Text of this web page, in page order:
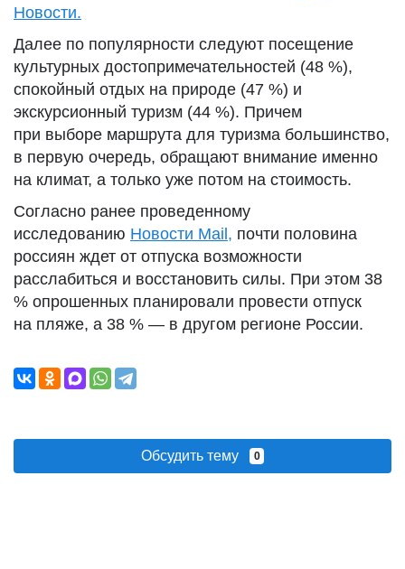
Новости.
Далее по популярности следуют посещение
культурных достопримечательностей (48 %),
спокойный отдых на природе (47 %) и
экскурсионный туризм (44 %). Причем
при выборе маршрута для туризма большинство,
в первую очередь, обращают внимание именно
на климат, а только уже потом на стоимость.
Согласно ранее проведенному
исследованию Новости Mail, почти половина
россиян ждет от отпуска возможности
расслабиться и восстановить силы. При этом 38
% опрошенных планировали провести отпуск
на пляже, а 38 % — в другом регионе России.
Обсудить тему 0